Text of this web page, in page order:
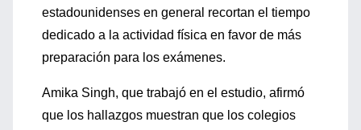
estadounidenses en general recortan el tiempo
dedicado a la actividad física en favor de más
preparación para los exámenes.
Amika Singh, que trabajó en el estudio, afirmó
que los hallazgos muestran que los colegios